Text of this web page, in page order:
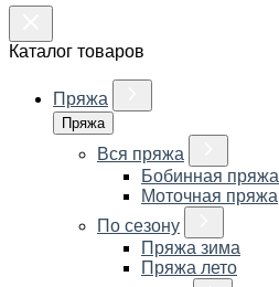
Каталог товаров
Пряжа
Пряжа
Вся пряжа
Бобинная пряжа
Моточная пряжа
По сезону
Пряжа зима
Пряжа лето